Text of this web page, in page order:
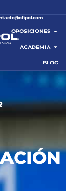
OPOSICIONES
ACADEMIA
BLOG